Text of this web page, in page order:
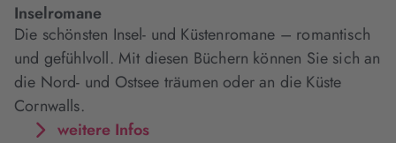
Inselromane
Die schönsten Insel- und Küstenromane – romantisch
und gefühlvoll. Mit diesen Büchern können Sie sich an
die Nord- und Ostsee träumen oder an die Küste
Cornwalls.
weitere Infos